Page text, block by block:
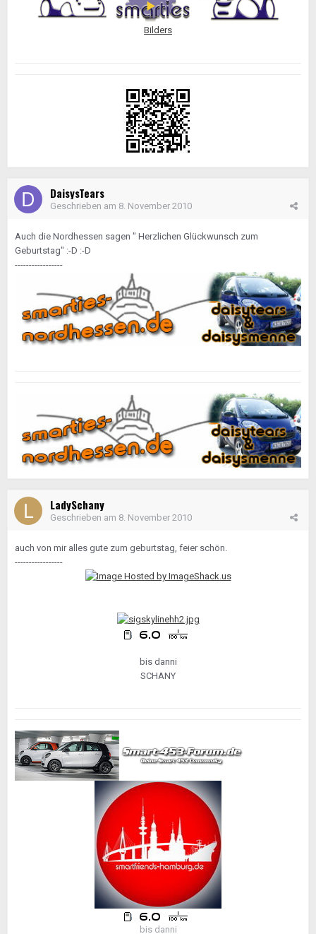
Bilders
DaisysTears
Geschrieben am 8. November 2010
Auch die Nordhessen sagen " Herzlichen Glückwunsch zum
Geburtstag" :-D :-D
-----------------
LadySchany
Geschrieben am 8. November 2010
auch von mir alles gute zum geburtstag, feier schön.
-----------------
bis danni
SCHANY
bis danni